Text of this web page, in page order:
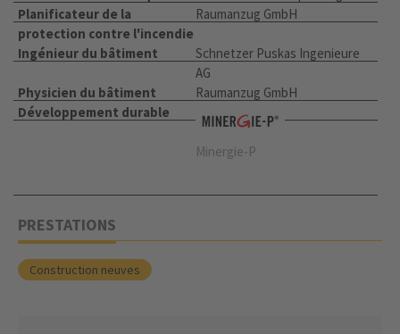
Planificateur de la
protection contre l'incendie
Raumanzug GmbH
Ingénieur du bâtiment
Schnetzer Puskas Ingenieure
AG
Physicien du bâtiment
Raumanzug GmbH
Développement durable
Minergie-P
PRESTATIONS
Construction neuves